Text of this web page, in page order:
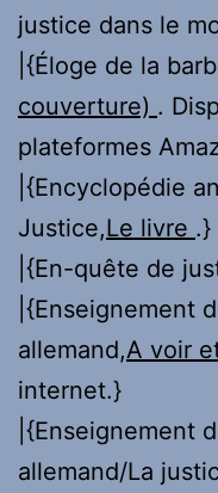
justice dans le
|{Éloge de la
couverture) .
plateformes
|{Encyclopédie
Justice,Le livre .}
|{En-quête de
|{Enseignement
allemand,A voir
internet.}
|{Enseignement
allemand/La